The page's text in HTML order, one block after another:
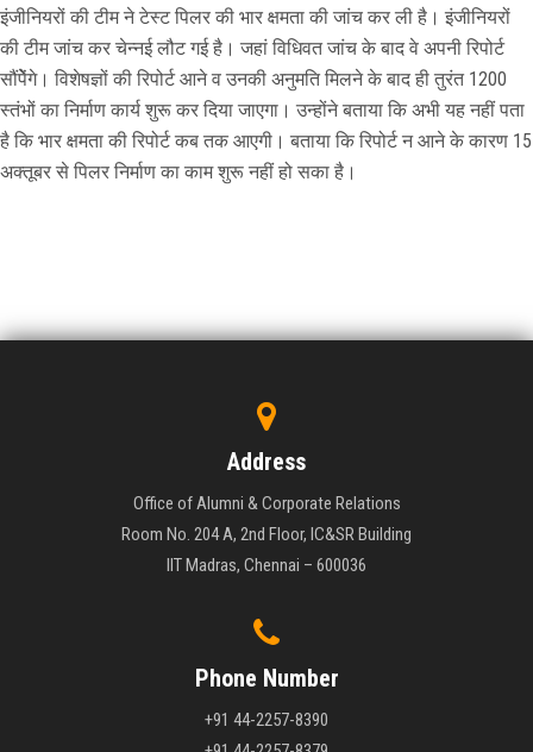
इंजीनियरों की टीम ने टेस्ट पिलर की भार क्षमता की जांच कर ली है। इंजीनियरों
की टीम जांच कर चेन्नई लौट गई है। जहां विधिवत जांच के बाद वे अपनी रिपोर्ट
सौंपेेंगे। विशेषज्ञों की रिपोर्ट आने व उनकी अनुमति मिलने के बाद ही तुरंत 1200
स्तंभों का निर्माण कार्य शुरू कर दिया जाएगा। उन्होंने बताया कि अभी यह नहीं पता
है कि भार क्षमता की रिपोर्ट कब तक आएगी। बताया कि रिपोर्ट न आने के कारण 15
अक्तूबर से पिलर निर्माण का काम शुरू नहीं हो सका है।
Address
Office of Alumni & Corporate Relations
Room No. 204 A, 2nd Floor, IC&SR Building
IIT Madras, Chennai – 600036
Phone Number
+91 44-2257-8390